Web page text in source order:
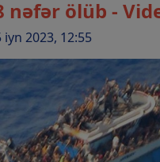
nəfər ölüb -
iyn 2023, 12:55